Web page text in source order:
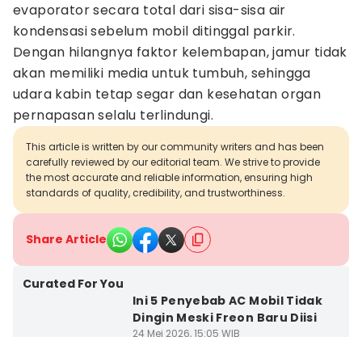
evaporator secara total dari sisa-sisa air
kondensasi sebelum mobil ditinggal parkir.
Dengan hilangnya faktor kelembapan, jamur tidak
akan memiliki media untuk tumbuh, sehingga
udara kabin tetap segar dan kesehatan organ
pernapasan selalu terlindungi.
This article is written by our community writers and has been
carefully reviewed by our editorial team. We strive to provide
the most accurate and reliable information, ensuring high
standards of quality, credibility, and trustworthiness.
Share Article
Curated For You
Ini 5 Penyebab AC Mobil Tidak
Dingin Meski Freon Baru Diisi
24 Mei 2026, 15:05 WIB